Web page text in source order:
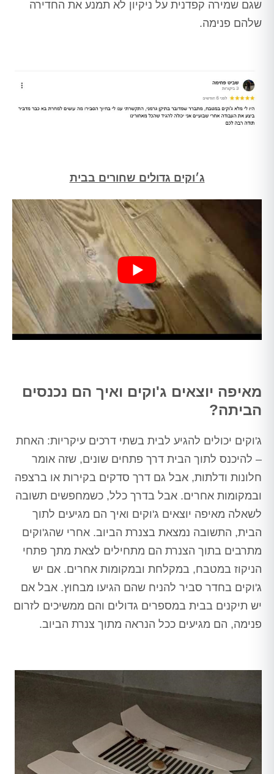
שגם שמירה קפדנית על ניקיון לא תמנע את החדירה
שלהם פנימה.
ג׳וקים גדולים שחורים בבית
מאיפה יוצאים ג'וקים ואיך הם נכנסים
הביתה?
ג'וקים יכולים להגיע לבית בשתי דרכים עיקריות: האחת
– להיכנס לתוך הבית דרך פתחים שונים, שזה אומר
חלונות ודלתות, אבל גם דרך סדקים בקירות או ברצפה
ובמקומות אחרים. אבל בדרך כלל, כשמחפשים תשובה
לשאלה מאיפה יוצאים ג'וקים ואיך הם מגיעים לתוך
הבית, התשובה נמצאת בצנרת הביוב. אחרי שהג'וקים
מתרבים בתוך הצנרת הם מתחילים לצאת מתך פתחי
הניקוז במטבח, במקלחת ובמקומות אחרים. אם יש
ג'וקים בחדר סביר להניח שהם הגיעו מבחוץ. אבל אם
יש תיקנים בבית במספרים גדולים והם ממשיכים לזרום
פנימה, הם מגיעים ככל הנראה מתוך צנרת הביוב.